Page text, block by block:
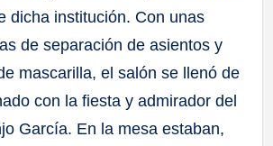
dicha institución. Con unas
de separación de asientos y
mascarilla, el salón se llenó de
con la fiesta y admirador del
García. En la mesa estaban,